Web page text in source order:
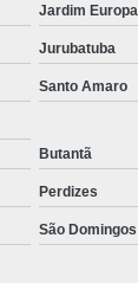
Jardim Europa
Jurubatuba
Santo Amaro
Butantã
Perdizes
São Domingos